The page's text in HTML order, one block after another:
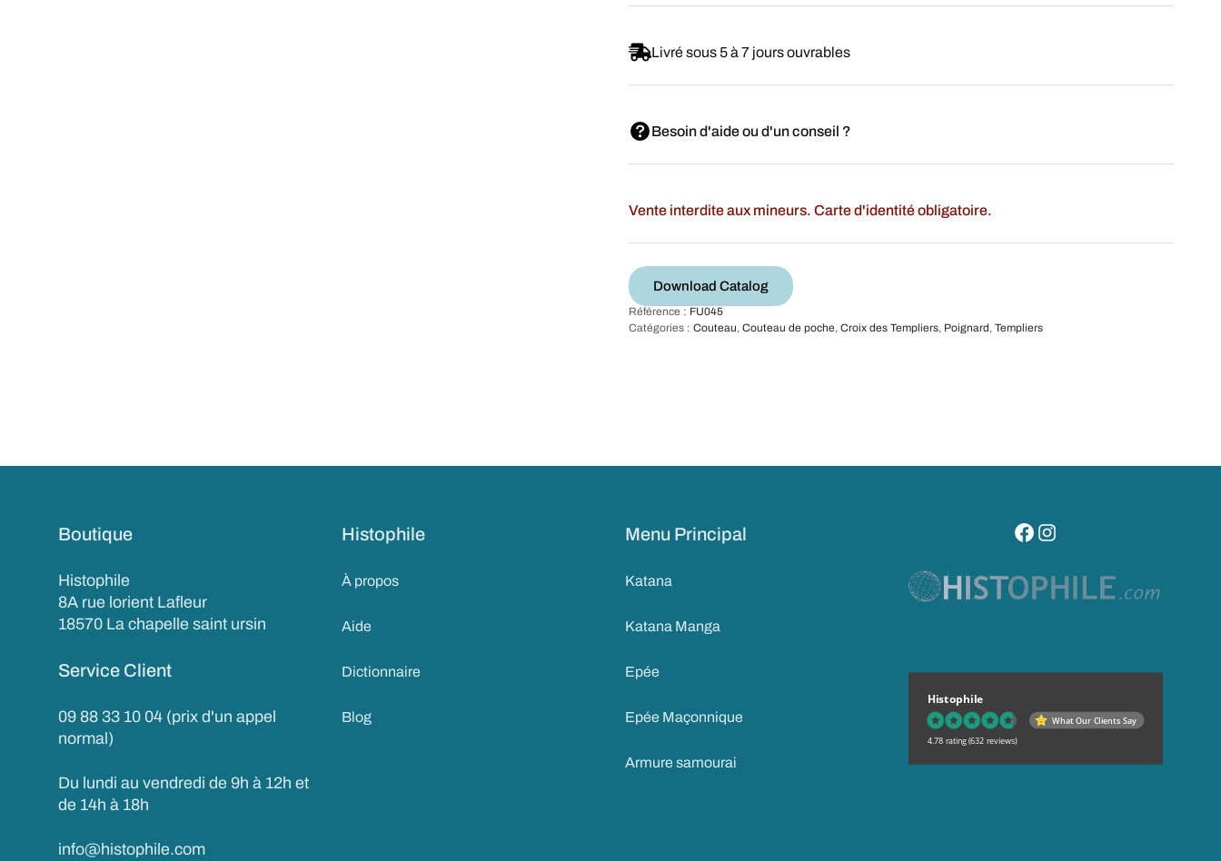
Livré sous 5 à 7 jours ouvrables
Besoin d'aide ou d'un conseil ?
Vente interdite aux mineurs. Carte d'identité obligatoire.
Download Catalog
Référence : FU045
Catégories : Couteau, Couteau de poche, Croix des Templiers, Poignard, Templiers
Boutique
Histophile
8A rue lorient Lafleur
18570 La chapelle saint ursin
Service Client
09 88 33 10 04 (prix d'un appel
normal)
Du lundi au vendredi de 9h à 12h et
de 14h à 18h
info@histophile.com
Histophile
À propos
Aide
Dictionnaire
Blog
Menu Principal
Katana
Katana Manga
Epée
Epée Maçonnique
Armure samourai
visitez notre page facebook
suivez notre compte
Histophile
What Our Clients Say
4.78 rating (632 reviews)